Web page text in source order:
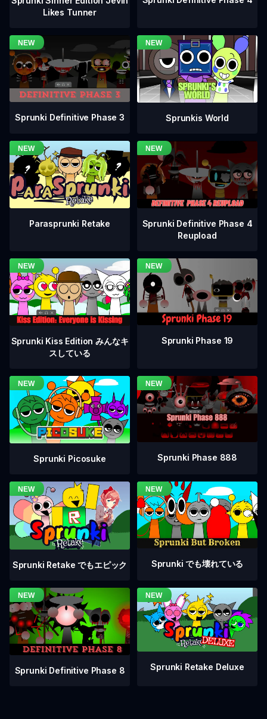
Likes Tunner
Sprunki Definitive Phase 3 Sprunkis World
Parasprunki Retake
Sprunki Definitive Phase 4
Reupload
Sprunki Kiss Edition みんなキ
スしている
Sprunki Phase 19
Sprunki Picosuke Sprunki Phase 888
Sprunki Retake でもエピック Sprunki でも壊れている
Sprunki Definitive Phase 8 Sprunki Retake Deluxe